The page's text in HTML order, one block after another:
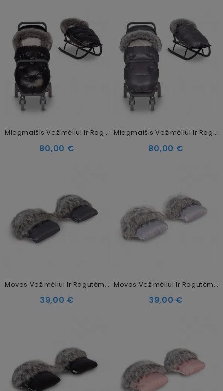
Miegmaišis Vežimėliui Ir Rogutėms Colibro Black
80,00 €
Miegmaišis Vežimėliui Ir Rogutėms Colibro Graphite
80,00 €
Movos Vežimėliui Ir Rogutėms Colibro Graphite
39,00 €
Movos Vežimėliui Ir Rogutėms Colibro Silver
39,00 €